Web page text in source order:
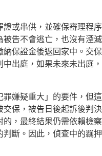
或串供，並確保審理程序
告不會逃亡，也沒有湮滅
保證金後返回家中。交保
出庭，如果未來未出庭，
嫌疑重大」的要件，但這
保，被告日後起訴後判決
，最終結果仍需依賴檢察
斷。因此，偵查中的羈押